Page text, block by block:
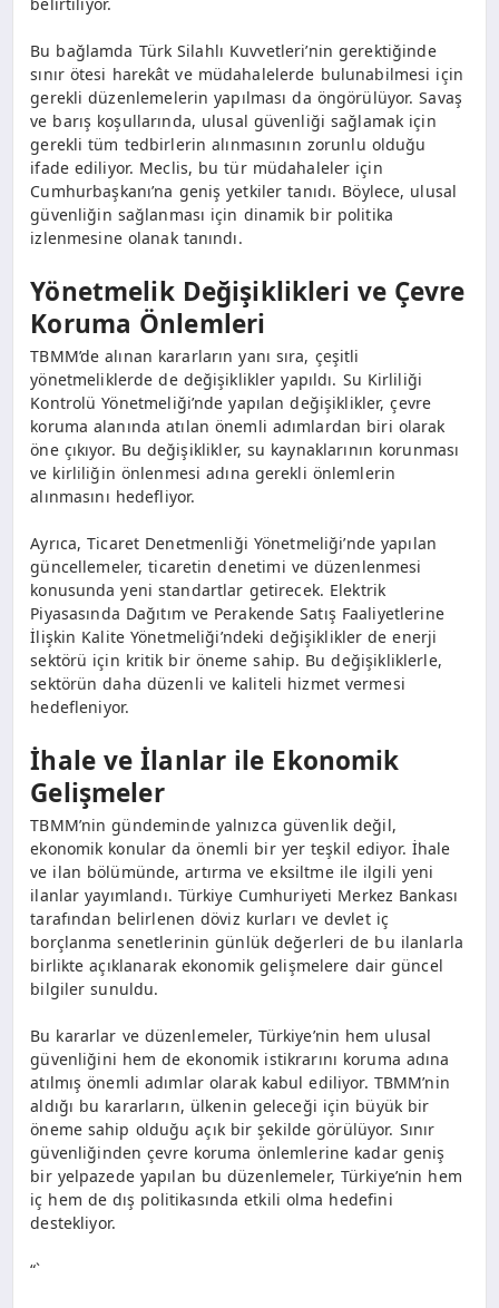
belirtiliyor.
Bu bağlamda Türk Silahlı Kuvvetleri’nin gerektiğinde
sınır ötesi harekât ve müdahalelerde bulunabilmesi için
gerekli düzenlemelerin yapılması da öngörülüyor. Savaş
ve barış koşullarında, ulusal güvenliği sağlamak için
gerekli tüm tedbirlerin alınmasının zorunlu olduğu
ifade ediliyor. Meclis, bu tür müdahaleler için
Cumhurbaşkanı’na geniş yetkiler tanıdı. Böylece, ulusal
güvenliğin sağlanması için dinamik bir politika
izlenmesine olanak tanındı.
Yönetmelik Değişiklikleri ve Çevre
Koruma Önlemleri
TBMM’de alınan kararların yanı sıra, çeşitli
yönetmeliklerde de değişiklikler yapıldı. Su Kirliliği
Kontrolü Yönetmeliği’nde yapılan değişiklikler, çevre
koruma alanında atılan önemli adımlardan biri olarak
öne çıkıyor. Bu değişiklikler, su kaynaklarının korunması
ve kirliliğin önlenmesi adına gerekli önlemlerin
alınmasını hedefliyor.
Ayrıca, Ticaret Denetmenliği Yönetmeliği’nde yapılan
güncellemeler, ticaretin denetimi ve düzenlenmesi
konusunda yeni standartlar getirecek. Elektrik
Piyasasında Dağıtım ve Perakende Satış Faaliyetlerine
İlişkin Kalite Yönetmeliği’ndeki değişiklikler de enerji
sektörü için kritik bir öneme sahip. Bu değişikliklerle,
sektörün daha düzenli ve kaliteli hizmet vermesi
hedefleniyor.
İhale ve İlanlar ile Ekonomik
Gelişmeler
TBMM’nin gündeminde yalnızca güvenlik değil,
ekonomik konular da önemli bir yer teşkil ediyor. İhale
ve ilan bölümünde, artırma ve eksiltme ile ilgili yeni
ilanlar yayımlandı. Türkiye Cumhuriyeti Merkez Bankası
tarafından belirlenen döviz kurları ve devlet iç
borçlanma senetlerinin günlük değerleri de bu ilanlarla
birlikte açıklanarak ekonomik gelişmelere dair güncel
bilgiler sunuldu.
Bu kararlar ve düzenlemeler, Türkiye’nin hem ulusal
güvenliğini hem de ekonomik istikrarını koruma adına
atılmış önemli adımlar olarak kabul ediliyor. TBMM’nin
aldığı bu kararların, ülkenin geleceği için büyük bir
öneme sahip olduğu açık bir şekilde görülüyor. Sınır
güvenliğinden çevre koruma önlemlerine kadar geniş
bir yelpazede yapılan bu düzenlemeler, Türkiye’nin hem
iç hem de dış politikasında etkili olma hedefini
destekliyor.
“`